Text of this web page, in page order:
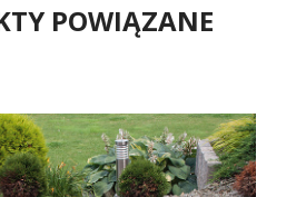
POWIĄZANE